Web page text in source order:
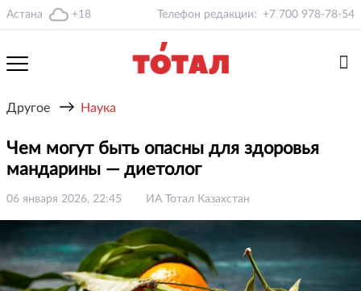
Астана +18 Телефон редакции: +7 700 978-78-54
Другое → Наука
Чем могут быть опасны для здоровья
мандарины — диетолог
06 января 2026, 22:45 ИА Тотал Казахстан